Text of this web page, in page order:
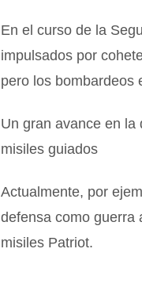
En el curso de la
impulsados por
pero los bombardeos
Un gran avance en
misiles guiados
Actualmente, por
defensa como guerra
misiles Patriot.